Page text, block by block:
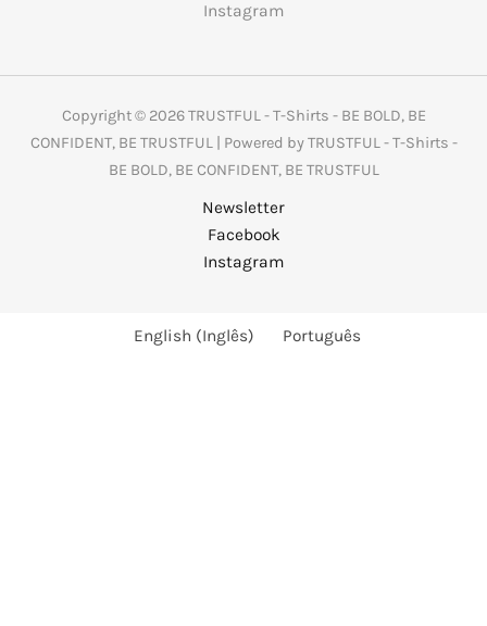
Instagram
Copyright © 2026 TRUSTFUL - T-Shirts - BE BOLD, BE
CONFIDENT, BE TRUSTFUL | Powered by TRUSTFUL - T-Shirts -
BE BOLD, BE CONFIDENT, BE TRUSTFUL
Newsletter
Facebook
Instagram
English (Inglês) Português